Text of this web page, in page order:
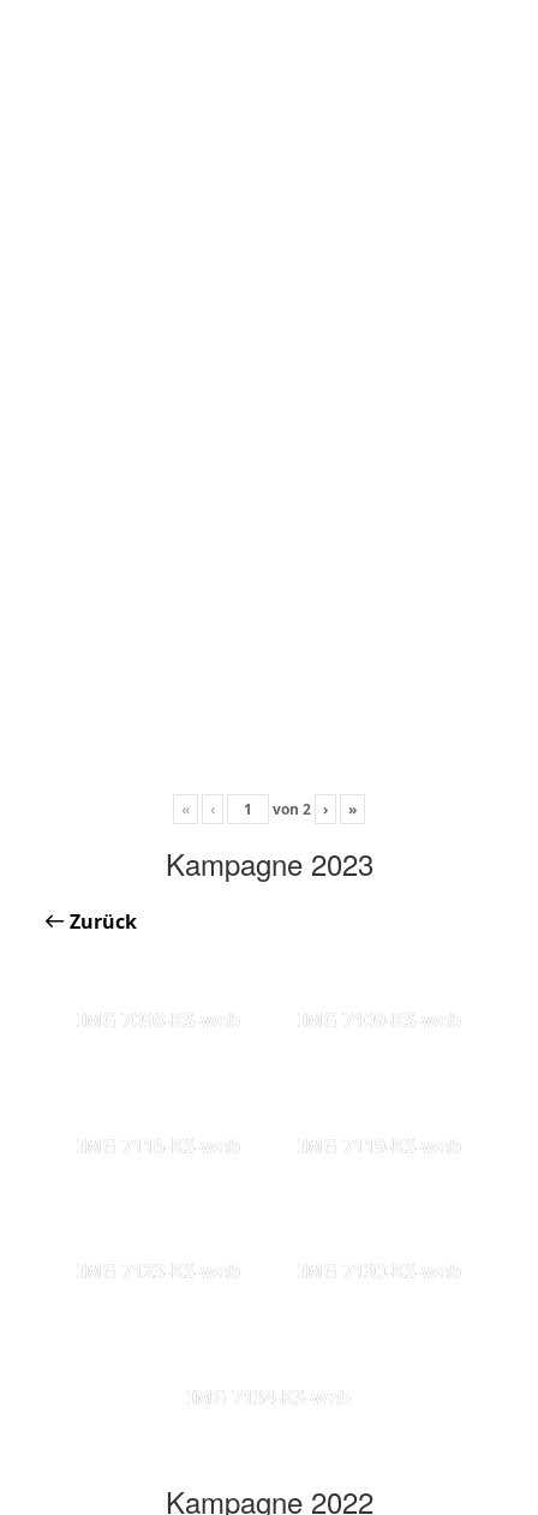
« ‹ von 2 › »
Kampagne 2023
Zurück
IMG 7098-KS-web IMG 7109-KS-web
IMG 7116-KS-web IMG 7119-KS-web
IMG 7123-KS-web IMG 7130-KS-web
IMG 7134-KS-web
Kampagne 2022